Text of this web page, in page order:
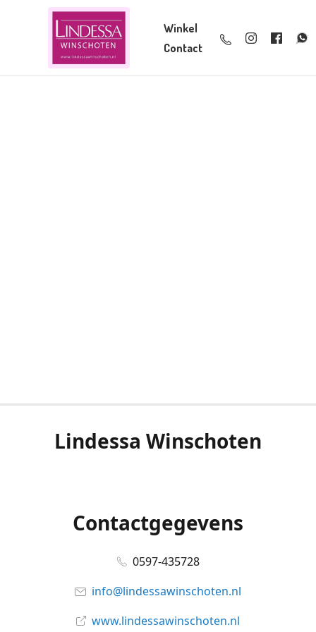
Winkel
Contact
Lindessa Winschoten
Contactgegevens
0597-435728
info@lindessawinschoten.nl
www.lindessawinschoten.nl